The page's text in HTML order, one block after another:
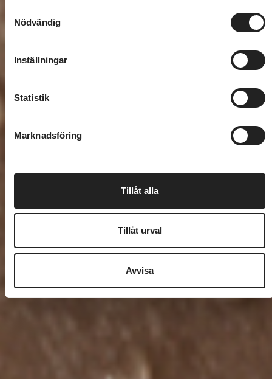
Nödvändig
Inställningar
Statistik
Marknadsföring
Tillåt alla
Tillåt urval
Avvisa